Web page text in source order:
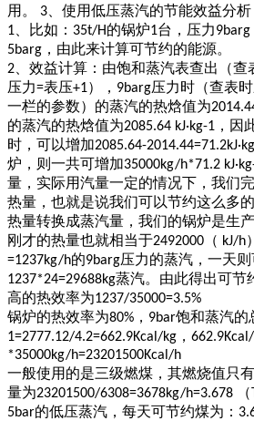
用。
3 、使用低压蒸汽的节能效益分析
1 、比如： 35t/H的锅炉1台，压力9barg
5barg ，由此来计算可节约的能源。
2 、效益计算：由饱和蒸汽表查出（
压力=表压+1）， 9barg压力时（查表
一栏的参数）的蒸汽的热焓值为
的蒸汽的热焓值为2085.64 kJ·kg-1 ，因
时，可以增加2085.64-
炉，则一共可增加35000kg/h*71.2
量，实际用汽量一定的情况下，我们
热量，也就是说我们可以节约这么多
热量转换成蒸汽量，我们的锅炉是生产
刚才的热量也就相当于2492000 （ kJ/h）
=1237kg/h的9barg压力的蒸汽，一天
1237*24=29688kg蒸汽。由此得出可节
高的热效率为1237/35000=3.5%
锅炉的热效率为80% ， 9bar饱和蒸汽的
1=2777.12/4.2=662.9Kcal/kg ，
*35000kg/h=23201500Kcal/h
一般使用的是三级燃煤，其燃烧值只有
量为23201500/6308=3678kg/h=3.678 （
5bar的低压蒸汽，每天可节约煤为：